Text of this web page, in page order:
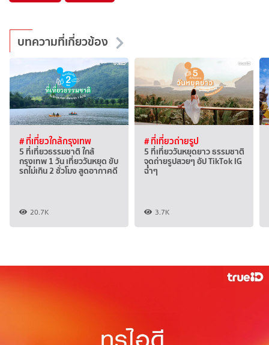
บทความที่เกี่ยวข้อง
# ที่เที่ยวใกล้กรุงเทพ
5 ที่เที่ยวธรรมชาติ ใกล้
กรุงเทพ 1 วัน เที่ยววันหยุด ขับ
รถไม่เกิน 2 ชั่วโมง สูดอากาศดี
20.7K
# ที่เที่ยวถ่ายรูป
5 ที่เที่ยววันหยุดยาว ธรรมชาติ
จุดถ่ายรูปสวยๆ อัป TikTok IG
ฉ่ำๆ
3.7K